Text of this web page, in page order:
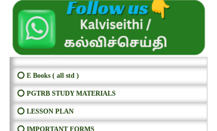
⭕ E Books ( all std )
⭕ PGTRB STUDY MATERIALS
⭕ LESSON PLAN
⭕ IMPORTANT FORMS